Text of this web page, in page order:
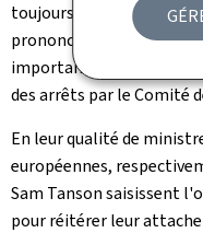
toujours œuvré pour se
prononcés à son égard,
important dans les
des arrêts par le Comité
En leur qualité de
européennes,
Sam Tanson saisissent
pour réitérer leur